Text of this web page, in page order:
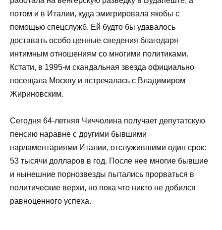
потом и в Италии, куда эмигрировала якобы с
помощью спецслужб. Ей будто бы удавалось
доставать особо ценные сведения благодаря
интимным отношениям со многими политиками.
Кстати, в 1995-м скандальная звезда официально
посещала Москву и встречалась с Владимиром
Жириновским.
Сегодня 64-летняя Чиччолина получает депутатскую
пенсию наравне с другими бывшими
парламентариями Италии, отслужившими один срок:
53 тысячи долларов в год. После нее многие бывшие
и нынешние порнозвезды пытались прорваться в
политические верхи, но пока что никто не добился
равноценного успеха.